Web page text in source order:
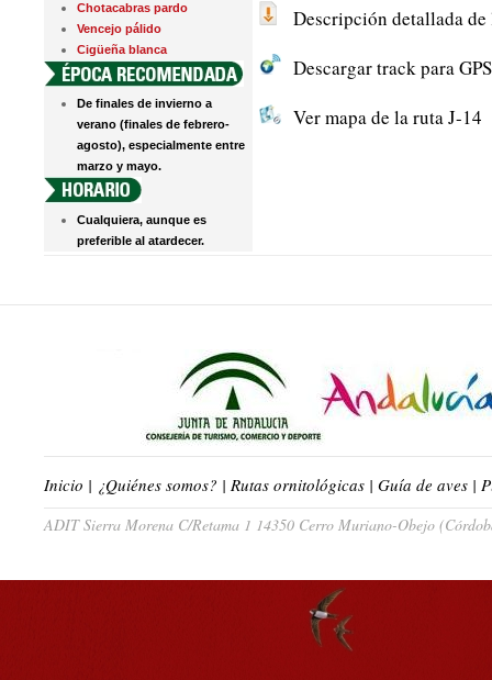
Chotacabras pardo
Vencejo pálido
Cigüeña blanca
De finales de invierno a
verano (finales de febrero-
agosto), especialmente entre
marzo y mayo.
Cualquiera, aunque es
preferible al atardecer.
Descripción detallada
Descargar track para
Ver mapa de la ruta J-14
Inicio | ¿Quiénes somos? | Rutas ornitológicas | Guía de aves |
ADIT Sierra Morena C/Retama 1 14350 Cerro Muriano-Obejo